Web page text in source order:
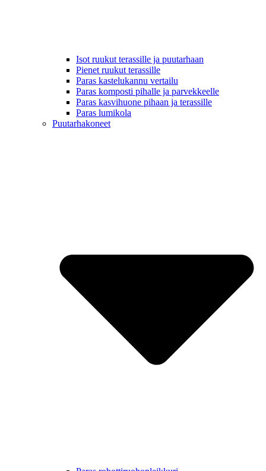
Isot ruukut terassille ja puutarhaan
Pienet ruukut terassille
Paras kastelukannu vertailu
Paras komposti pihalle ja parvekkeelle
Paras kasvihuone pihaan ja terassille
Paras lumikola
Puutarhakoneet